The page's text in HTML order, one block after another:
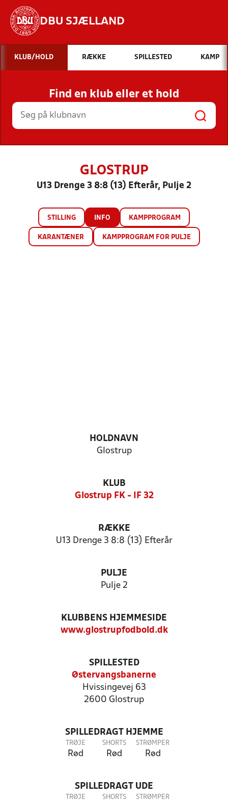
DBU SJÆLLAND
Hvad vil du søge efter?
INDHOLD OG NYHEDER
STILLINGER, RESULTATER, KLUBBER OG
HOLD
KLUB/HOLD RÆKKE SPILLESTED KAMP
Find en klub eller et hold
GLOSTRUP
U13 Drenge 3 8:8 (13) Efterår, Pulje 2
STILLING INFO KAMPPROGRAM
KARANTÆNER KAMPPROGRAM FOR PULJE
HOLDNAVN
Glostrup
KLUB
Glostrup FK - IF 32
RÆKKE
U13 Drenge 3 8:8 (13) Efterår
PULJE
Pulje 2
KLUBBENS HJEMMESIDE
www.glostrupfodbold.dk
SPILLESTED
Østervangsbanerne
Hvissingevej 63
2600 Glostrup
SPILLEDRAGT HJEMME
TRØJE
Rød
SHORTS
Rød
STRØMPER
Rød
SPILLEDRAGT UDE
TRØJE SHORTS STRØMPER